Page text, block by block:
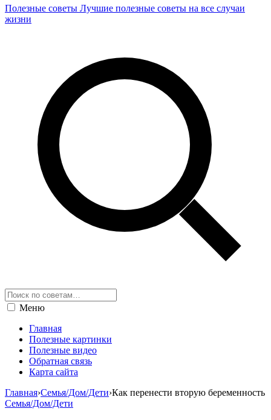
Полезные советы Лучшие полезные советы на все случаи
жизни
Меню
Главная
Полезные картинки
Полезные видео
Обратная связь
Карта сайта
Главная›Семья/Дом/Дети›Как перенести вторую беременность
Семья/Дом/Дети